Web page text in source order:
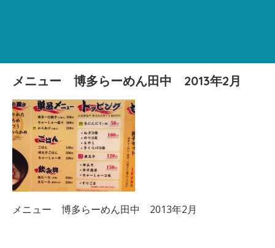
メニュー 博多らーめん田中 2013年2月
メニュー 博多らーめん田中 2013年2月